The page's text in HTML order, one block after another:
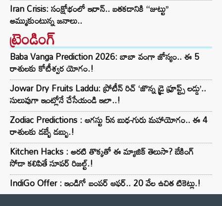
Iran Crisis: సంక్షోభంలో ఇరాన్.. బతకడానికి ‘‘జుట్టు’’
అమ్ముకుంటున్న జనాలు..
ట్రెండింగ్‌
Baba Vanga Prediction 2026: బాబా వంగా జోస్యం.. ఈ 5
రాశులకు కోటీశ్వర యోగం.!
Jowar Dry Fruits Laddu: ప్రోటీన్ రిచ్ ‘జొన్న డ్రై ఫ్రూప్ట్స్ లడ్డు’..
సులువుగా ఇంట్లోనే చేసేయండి ఇలా..!
Zodiac Predictions : ఆగస్టు 5న బుధ-గురు మహాయోగం.. ఈ 4
రాశులకు డబ్బే డబ్బు.!
Kitchen Hacks : అరటి తొక్కతో ఈ మ్యాజిక్ తెలుసా? బేకింగ్
సోడా కలిపితే సూపర్ రిజల్ట్.!
IndiGo Offer : ఇండిగో బంపర్ ఆఫర్.. 20 వేల ఉచిత టికెట్లు.!